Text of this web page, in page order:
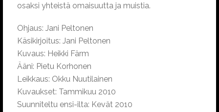
osaksi yhteistä omaisuutta ja muistia.
Ohjaus: Jani Peltonen
Käsikirjoitus: Jani Peltonen
Kuvaus: Heikki Färm
Ääni: Pietu Korhonen
Leikkaus: Okku Nuutilainen
Kuvaukset: Tammikuu 2010
Suunniteltu ensi-ilta: Kevät 2010